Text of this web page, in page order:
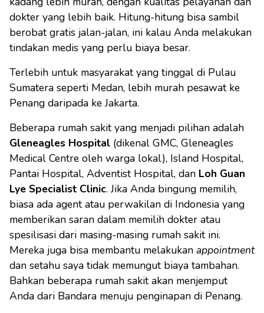
dokter yang lebih baik. Hitung-hitung bisa sambil
berobat gratis jalan-jalan, ini kalau Anda melakukan
tindakan medis yang perlu biaya besar.
Terlebih untuk masyarakat yang tinggal di Pulau
Sumatera seperti Medan, lebih murah pesawat ke
Penang daripada ke Jakarta.
Beberapa rumah sakit yang menjadi pilihan adalah
Gleneagles Hospital (dikenal GMC, Gleneagles
Medical Centre oleh warga lokal), Island Hospital,
Pantai Hospital, Adventist Hospital, dan Loh Guan
Lye Specialist Clinic. Jika Anda bingung memilih,
biasa ada agent atau perwakilan di Indonesia yang
memberikan saran dalam memilih dokter atau
spesilisasi dari masing-masing rumah sakit ini.
Mereka juga bisa membantu melakukan appointment
dan setahu saya tidak memungut biaya tambahan.
Bahkan beberapa rumah sakit akan menjemput
Anda dari Bandara menuju penginapan di Penang.